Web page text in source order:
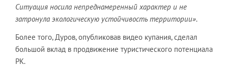
Ситуация носила непреднамеренный характер и не
затронула экологическую устойчивость территории».
Более того, Дуров, опубликовав видео купания, сделал
большой вклад в продвижение туристического потенциала
РК.